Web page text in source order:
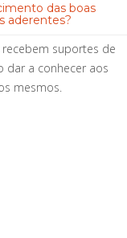
das boas
aderentes?
suportes de
dar a conhecer aos
mesmos.